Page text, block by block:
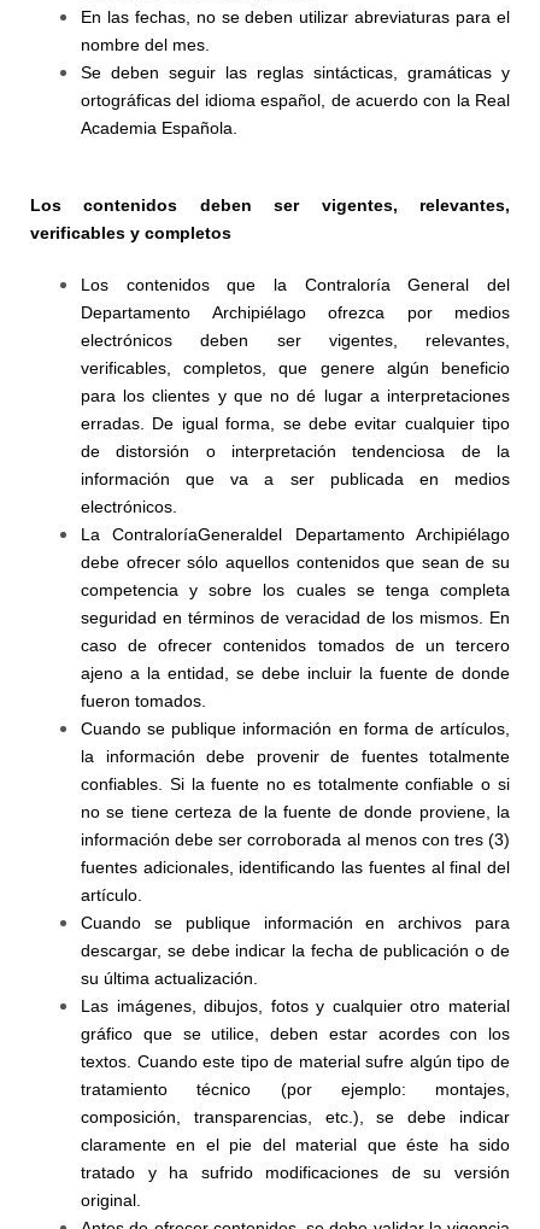
En las fechas, no se deben utilizar abreviaturas para el
nombre del mes.
Se deben seguir las reglas sintácticas, gramáticas y
ortográficas del idioma español, de acuerdo con la Real
Academia Española.
Los contenidos deben ser vigentes, relevantes,
verificables y completos
Los contenidos que la Contraloría General del
Departamento Archipiélago ofrezca por medios
electrónicos deben ser vigentes, relevantes,
verificables, completos, que genere algún beneficio
para los clientes y que no dé lugar a interpretaciones
erradas. De igual forma, se debe evitar cualquier tipo
de distorsión o interpretación tendenciosa de la
información que va a ser publicada en medios
electrónicos.
La ContraloríaGeneraldel Departamento Archipiélago
debe ofrecer sólo aquellos contenidos que sean de su
competencia y sobre los cuales se tenga completa
seguridad en términos de veracidad de los mismos. En
caso de ofrecer contenidos tomados de un tercero
ajeno a la entidad, se debe incluir la fuente de donde
fueron tomados.
Cuando se publique información en forma de artículos,
la información debe provenir de fuentes totalmente
confiables. Si la fuente no es totalmente confiable o si
no se tiene certeza de la fuente de donde proviene, la
información debe ser corroborada al menos con tres (3)
fuentes adicionales, identificando las fuentes al final del
artículo.
Cuando se publique información en archivos para
descargar, se debe indicar la fecha de publicación o de
su última actualización.
Las imágenes, dibujos, fotos y cualquier otro material
gráfico que se utilice, deben estar acordes con los
textos. Cuando este tipo de material sufre algún tipo de
tratamiento técnico (por ejemplo: montajes,
composición, transparencias, etc.), se debe indicar
claramente en el pie del material que éste ha sido
tratado y ha sufrido modificaciones de su versión
original.